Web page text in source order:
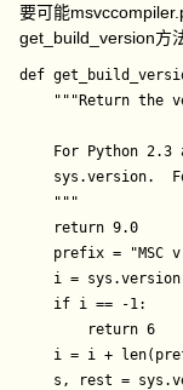
要可能
get_build_version方
def
"""Return the
For Python 2.3
sys.version.
    """
    return 9.0
prefix = "MSC
i =
    if i == -1:
        return 6
i = i +
s, rest =